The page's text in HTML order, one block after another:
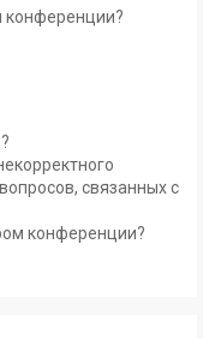
конференции?
связанных с
конференции?